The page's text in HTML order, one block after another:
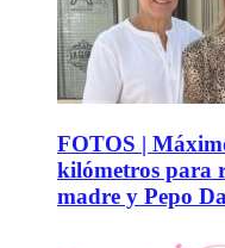
FOTOS |
kilómetros para
madre y Pepo